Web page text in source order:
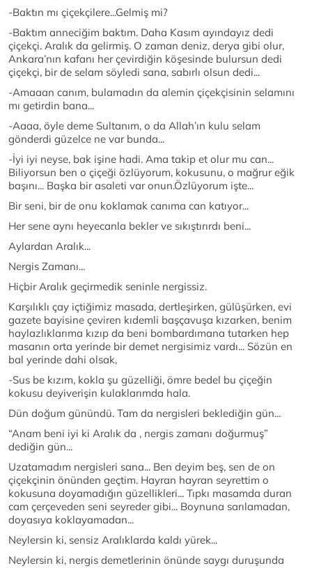
-Baktın mı çiçekçilere...Gelmiş mi?
-Baktım anneciğim baktım. Daha Kasım ayındayız dedi
çiçekçi. Aralık da gelirmiş. O zaman deniz, derya gibi olur,
Ankara’nın kafanı her çevirdiğin köşesinde bulursun dedi
çiçekçi, bir de selam söyledi sana, sabırlı olsun dedi...
-Amaaan canım, bulamadın da alemin çiçekçisinin selamını
mı getirdin bana...
-Aaaa, öyle deme Sultanım, o da Allah’ın kulu selam
gönderdi güzelce ne var bunda...
-İyi iyi neyse, bak işine hadi. Ama takip et olur mu can...
Biliyorsun ben o çiçeği özlüyorum, kokusunu, o mağrur eğik
başını... Başka bir asaleti var onun.Özlüyorum işte...
Bir seni, bir de onu koklamak canıma can katıyor...
Her sene aynı heyecanla bekler ve sıkıştırırdı beni...
Aylardan Aralık...
Nergis Zamanı...
Hiçbir Aralık geçirmedik seninle nergissiz.
Karşılıklı çay içtiğimiz masada, dertleşirken, gülüşürken, evi
gazete bayisine çeviren kıdemli başçavuşa kızarken, benim
haylazlıklarıma kızıp da beni bombardımana tutarken hep
masanın orta yerinde bir demet nergisimiz vardı... Sözün en
bal yerinde dahi olsak,
-Sus be kızım, kokla şu güzelliği, ömre bedel bu çiçeğin
kokusu deyiverişin kulaklarımda hala.
Dün doğum günündü. Tam da nergisleri beklediğin gün...
“Anam beni iyi ki Aralık da , nergis zamanı doğurmuş”
dediğin gün...
Uzatamadım nergisleri sana... Ben deyim beş, sen de on
çiçekçinin önünden geçtim. Hayran hayran seyrettim o
kokusuna doyamadığın güzellikleri... Tıpkı masamda duran
cam çerçeveden seni seyreder gibi... Boynuna sarılamadan,
doyasıya koklayamadan...
Neylersin ki, sensiz Aralıklarda kaldı yürek...
Neylersin ki, nergis demetlerinin önünde saygı duruşunda